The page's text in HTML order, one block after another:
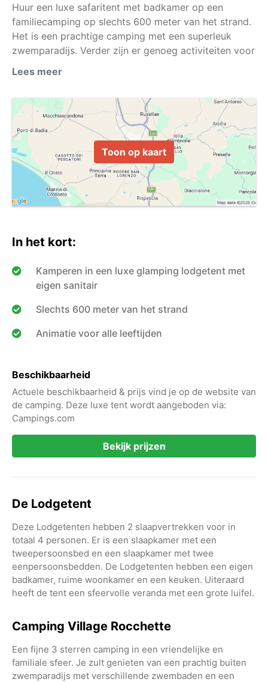
Huur een luxe safaritent met badkamer op een
familiecamping op slechts 600 meter van het strand.
Het is een prachtige camping met een superleuk
zwemparadijs. Verder zijn er genoeg activiteiten voor
Lees meer
Toon op kaart
In het kort:
Kamperen in een luxe glamping lodgetent met
eigen sanitair
Slechts 600 meter van het strand
Animatie voor alle leeftijden
Beschikbaarheid
Actuele beschikbaarheid & prijs vind je op de website van
de camping. Deze luxe tent wordt aangeboden via:
Campings.com
Bekijk prijzen
De Lodgetent
Deze Lodgetenten hebben 2 slaapvertrekken voor in
totaal 4 personen. Er is een slaapkamer met een
tweepersoonsbed en een slaapkamer met twee
eenpersoonsbedden. De Lodgetenten hebben een eigen
badkamer, ruime woonkamer en een keuken. Uiteraard
heeft de tent een sfeervolle veranda met een grote luifel.
Camping Village Rocchette
Een fijne 3 sterren camping in een vriendelijke en
familiale sfeer. Je zult genieten van een prachtig buiten
zwemparadijs met verschillende zwembaden en een